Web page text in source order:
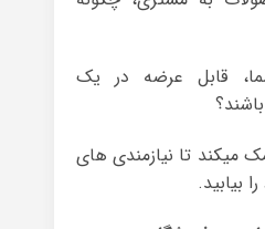
قابل عرضه در یک
میکند تا نیازمندی های
بیابید.